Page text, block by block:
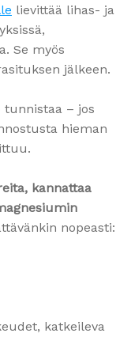
lievittää lihas- ja
Se myös
jälkeen.
tunnistaa – jos
hieman
kannattaa
nopeasti:
katkeileva